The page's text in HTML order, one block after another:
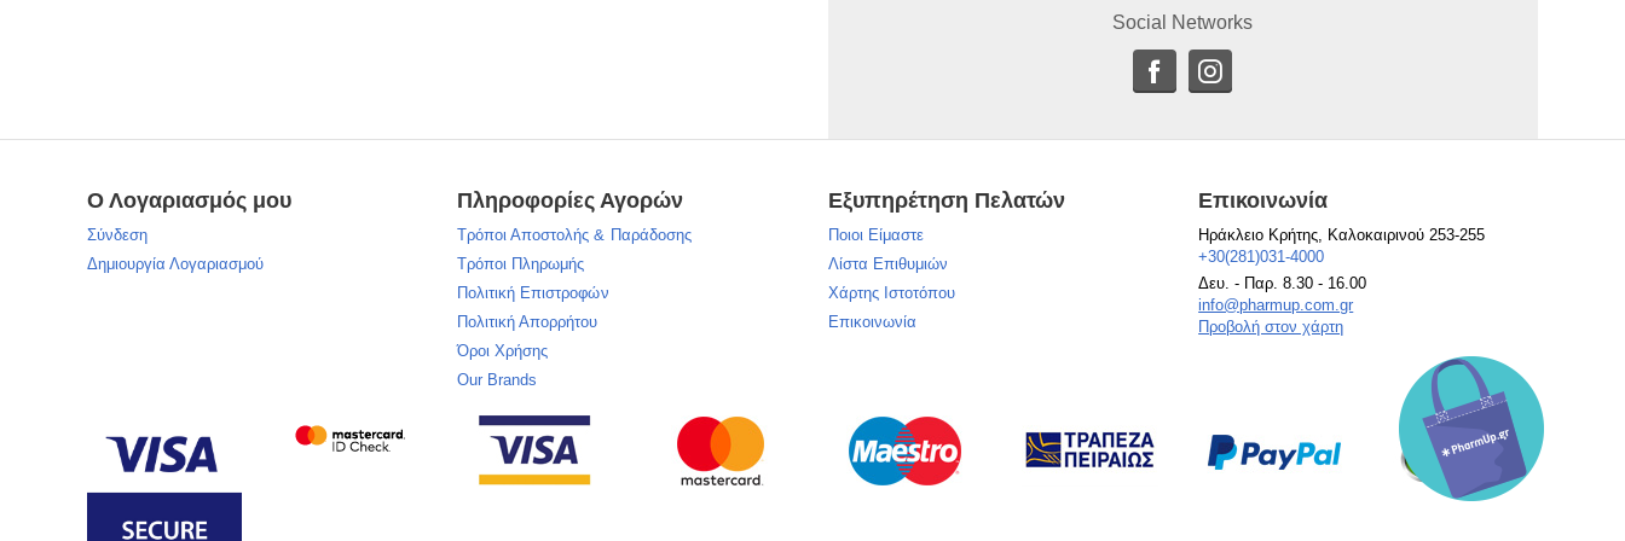
Social Networks
Ο Λογαριασμός μου
Σύνδεση
Δημιουργία Λογαριασμού
Πληροφορίες Αγορών
Τρόποι Αποστολής & Παράδοσης
Τρόποι Πληρωμής
Πολιτική Επιστροφών
Πολιτική Απορρήτου
Όροι Χρήσης
Our Brands
Εξυπηρέτηση Πελατών
Ποιοι Είμαστε
Λίστα Επιθυμιών
Χάρτης Ιστοτόπου
Επικοινωνία
Επικοινωνία
Ηράκλειο Κρήτης, Καλοκαιρινού 253-255
+30(281)031-4000
Δευ. - Παρ. 8.30 - 16.00
info@pharmup.com.gr
Προβολή στον χάρτη